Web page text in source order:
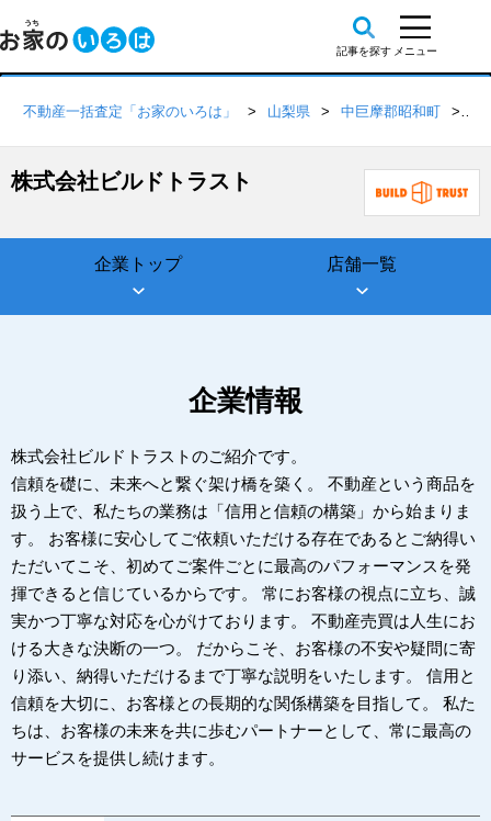
不動産一括査定「お家のいろは」 山梨県 中巨摩郡昭和町
株式会社ビルドトラスト
企業トップ 店舗一覧
企業情報
株式会社ビルドトラストのご紹介です。
信頼を礎に、未来へと繋ぐ架け橋を築く。 不動産という商品を
扱う上で、私たちの業務は「信用と信頼の構築」から始まりま
す。 お客様に安心してご依頼いただける存在であるとご納得い
ただいてこそ、初めてご案件ごとに最高のパフォーマンスを発
揮できると信じているからです。 常にお客様の視点に立ち、誠
実かつ丁寧な対応を心がけております。 不動産売買は人生にお
ける大きな決断の一つ。 だからこそ、お客様の不安や疑問に寄
り添い、納得いただけるまで丁寧な説明をいたします。 信用と
信頼を大切に、お客様との長期的な関係構築を目指して。 私た
ちは、お客様の未来を共に歩むパートナーとして、常に最高の
サービスを提供し続けます。